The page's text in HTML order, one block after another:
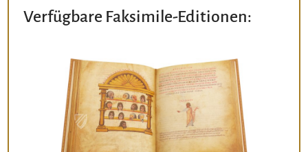
Verfügbare Faksimile-Editionen: